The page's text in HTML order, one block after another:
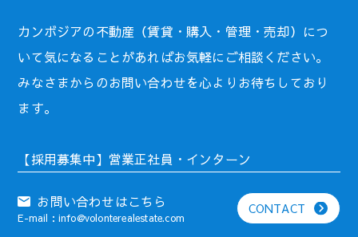
カンボジアの不動産（賃貸・購入・管理・売却）につ
いて気になることがあればお気軽にご相談ください。
みなさまからのお問い合わせを心よりお待ちしており
ます。
【採用募集中】営業正社員・インターン
お問い合わせはこちら
E-mail：info@volonterealestate.com
CONTACT